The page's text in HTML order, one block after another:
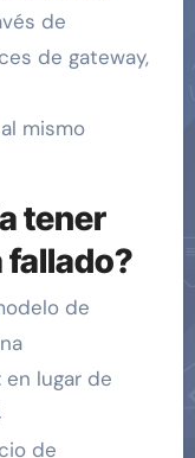
de
de gateway,
mismo
tener
fallado?
de
en lugar de
de